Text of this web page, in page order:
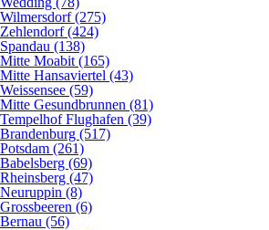
Wilmersdorf (275)
Zehlendorf (424)
Spandau (138)
Mitte Moabit (165)
Mitte Hansaviertel (43)
Weissensee (59)
Mitte Gesundbrunnen (81)
Tempelhof Flughafen (39)
Brandenburg (517)
Potsdam (261)
Babelsberg (69)
Rheinsberg (47)
Neuruppin (8)
Grossbeeren (6)
Bernau (56)